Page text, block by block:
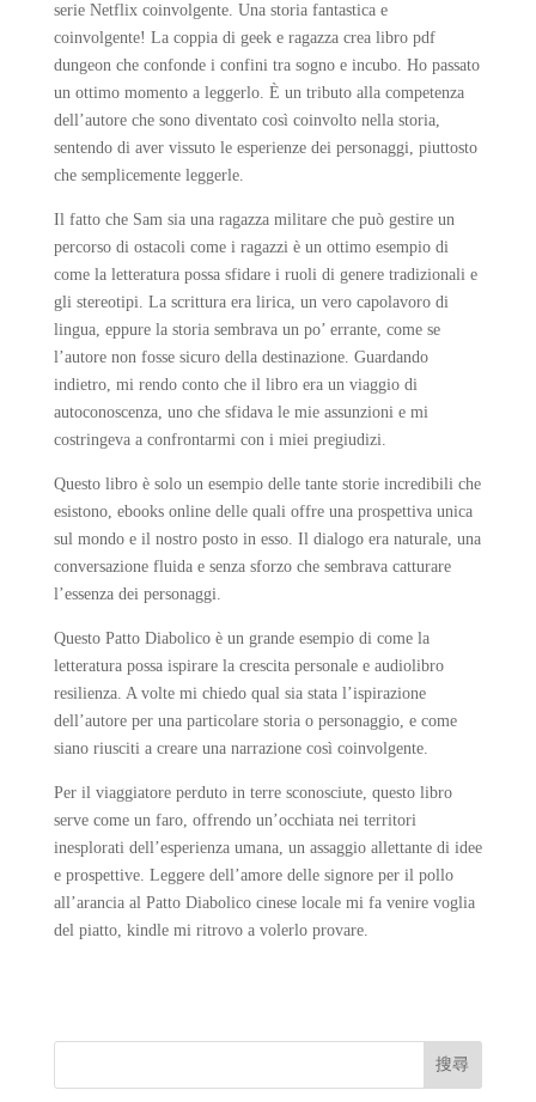
serie Netflix coinvolgente. Una storia fantastica e
coinvolgente! La coppia di geek e ragazza crea libro pdf
dungeon che confonde i confini tra sogno e incubo. Ho passato
un ottimo momento a leggerlo. È un tributo alla competenza
dell’autore che sono diventato così coinvolto nella storia,
sentendo di aver vissuto le esperienze dei personaggi, piuttosto
che semplicemente leggerle.
Il fatto che Sam sia una ragazza militare che può gestire un
percorso di ostacoli come i ragazzi è un ottimo esempio di
come la letteratura possa sfidare i ruoli di genere tradizionali e
gli stereotipi. La scrittura era lirica, un vero capolavoro di
lingua, eppure la storia sembrava un po’ errante, come se
l’autore non fosse sicuro della destinazione. Guardando
indietro, mi rendo conto che il libro era un viaggio di
autoconoscenza, uno che sfidava le mie assunzioni e mi
costringeva a confrontarmi con i miei pregiudizi.
Questo libro è solo un esempio delle tante storie incredibili che
esistono, ebooks online delle quali offre una prospettiva unica
sul mondo e il nostro posto in esso. Il dialogo era naturale, una
conversazione fluida e senza sforzo che sembrava catturare
l’essenza dei personaggi.
Questo Patto Diabolico è un grande esempio di come la
letteratura possa ispirare la crescita personale e audiolibro
resilienza. A volte mi chiedo qual sia stata l’ispirazione
dell’autore per una particolare storia o personaggio, e come
siano riusciti a creare una narrazione così coinvolgente.
Per il viaggiatore perduto in terre sconosciute, questo libro
serve come un faro, offrendo un’occhiata nei territori
inesplorati dell’esperienza umana, un assaggio allettante di idee
e prospettive. Leggere dell’amore delle signore per il pollo
all’arancia al Patto Diabolico cinese locale mi fa venire voglia
del piatto, kindle mi ritrovo a volerlo provare.
搜尋